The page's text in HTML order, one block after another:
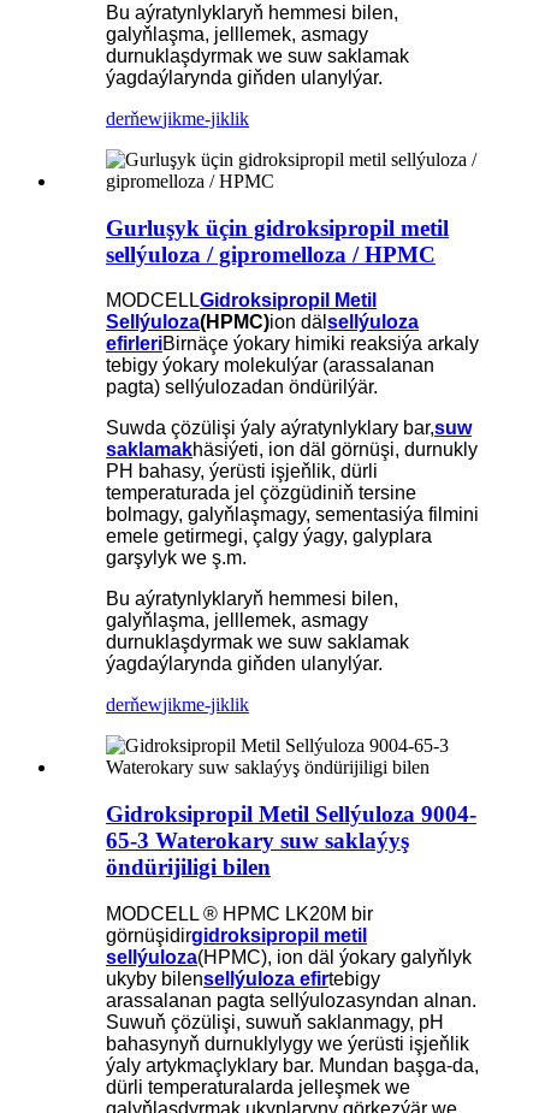
Bu aýratynlyklaryň hemmesi bilen,
galyňlaşma, jelllemek, asmagy
durnuklaşdyrmak we suw saklamak
ýagdaýlarynda giňden ulanylýar.
derňewjikme-jiklik
Gurluşyk üçin gidroksipropil metil
sellýuloza / gipromelloza / HPMC
MODCELLGidroksipropil Metil
Sellýuloza(HPMC)ion däl sellýuloza
efirleriBirnäçe ýokary himiki reaksiýa arkaly
tebigy ýokary molekulýar (arassalanan
pagta) sellýulozadan öndürilýär.
Suwda çözülişi ýaly aýratynlyklary bar,suw
saklamakhäsiýeti, ion däl görnüşi, durnukly
PH bahasy, ýerüsti işjeňlik, dürli
temperaturada jel çözgüdiniň tersine
bolmagy, galyňlaşmagy, sementasiýa filmini
emele getirmegi, çalgy ýagy, galyplara
garşylyk we ş.m.
Bu aýratynlyklaryň hemmesi bilen,
galyňlaşma, jelllemek, asmagy
durnuklaşdyrmak we suw saklamak
ýagdaýlarynda giňden ulanylýar.
derňewjikme-jiklik
Gidroksipropil Metil Sellýuloza 9004-
65-3 Waterokary suw saklaýyş
öndürijiligi bilen
MODCELL ® HPMC LK20M bir
görnüşidirgidroksipropil metil
sellýuloza(HPMC), ion däl ýokary galyňlyk
ukyby bilensellýuloza efirtebigy
arassalanan pagta sellýulozasyndan alnan.
Suwuň çözülişi, suwuň saklanmagy, pH
bahasynyň durnuklylygy we ýerüsti işjeňlik
ýaly artykmaçlyklary bar. Mundan başga-da,
dürli temperaturalarda jelleşmek we
galyňlaşdyrmak ukyplaryny görkezýär we